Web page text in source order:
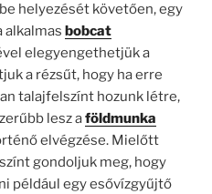
helyezését követően, egy
alkalmas bobcat
elegyengethetjük a
a rézsűt, hogy ha erre
talajfelszínt hozunk létre,
lesz aföldmunka
elvégzése. Mielőtt
gondoljuk meg, hogy
például egy esővízgyűjtő